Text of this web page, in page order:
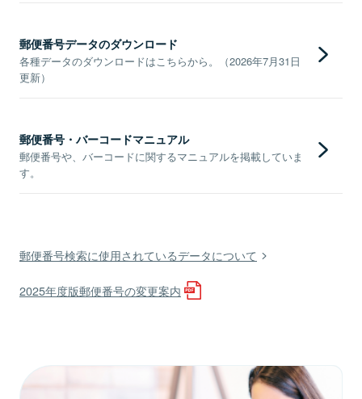
郵便番号データのダウンロード
各種データのダウンロードはこちらから。（2026年7月31日
更新）
郵便番号・バーコードマニュアル
郵便番号や、バーコードに関するマニュアルを掲載していま
す。
郵便番号検索に使用されているデータについて
2025年度版郵便番号の変更案内